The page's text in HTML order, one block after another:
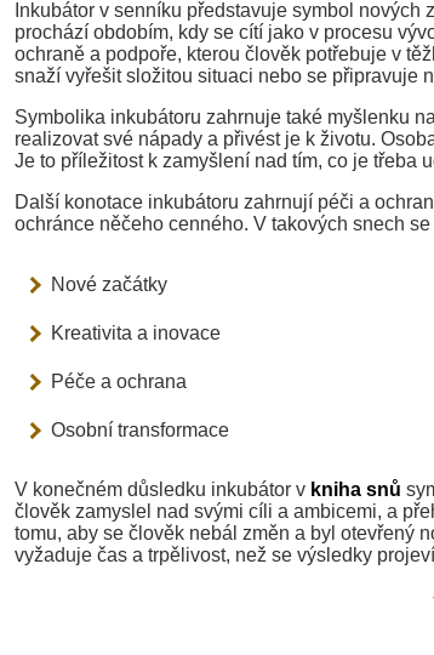
Inkubátor v senníku představuje symbol nových
prochází obdobím, kdy se cítí jako v procesu
ochraně a podpoře, kterou člověk potřebuje v
snaží vyřešit složitou situaci nebo se připravuje
Symbolika inkubátoru zahrnuje také myšlenku
realizovat své nápady a přivést je k životu.
Je to příležitost k zamyšlení nad tím, co je třeba
Další konotace inkubátoru zahrnují péči a
ochránce něčeho cenného. V takových snech
Nové začátky
Kreativita a inovace
Péče a ochrana
Osobní transformace
V konečném důsledku inkubátor v kniha snů
člověk zamyslel nad svými cíli a ambicemi, a
tomu, aby se člověk nebál změn a byl otevřený
vyžaduje čas a trpělivost, než se výsledky